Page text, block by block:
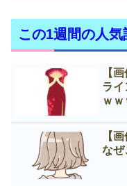
この1週間の人気
【
ラ
ｗｗ
【
な